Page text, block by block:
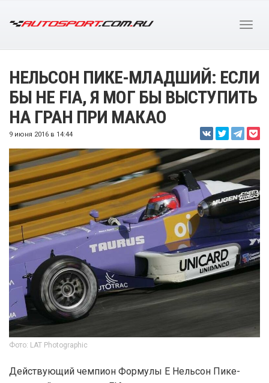
НЕЛЬСОН ПИКЕ-МЛАДШИЙ: ЕСЛИ
БЫ НЕ FIA, Я МОГ БЫ ВЫСТУПИТЬ
НА ГРАН ПРИ МАКАО
9 июня 2016 в 14:44
Фото: LAT Photographic
Действующий чемпион Формулы E Нельсон Пике-